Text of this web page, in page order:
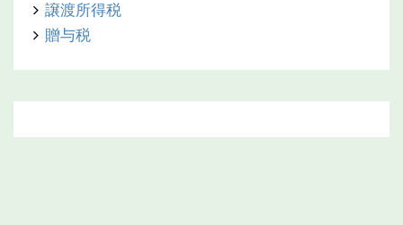
譲渡所得税
贈与税